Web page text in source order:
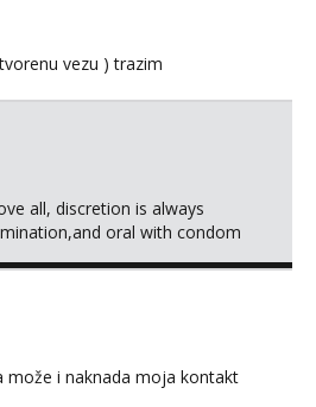
vezu ) trazim
all, discretion is always
oral with condom
može i naknada moja kontakt